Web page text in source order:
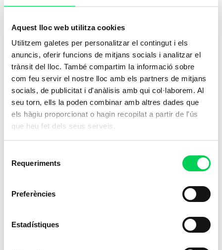
Aquest lloc web utilitza cookies
Utilitzem galetes per personalitzar el contingut i els
anuncis, oferir funcions de mitjans socials i analitzar el
trànsit del lloc. També compartim la informació sobre
com feu servir el nostre lloc amb els partners de mitjans
socials, de publicitat i d'anàlisis amb qui col·laborem. Al
seu torn, ells la poden combinar amb altres dades que
els hàgiu proporcionat o hagin recopilat a partir de l'ús
que heu fet dels seus serveis.
Requeriments
Preferències
Estadístiques
Cuidados Auxiliares de
Enfermería
Capacítate para brindar atención esencial en
el sector sanitario,una carrera con un
impacto directo en el bienestar de los
pacientes.
Presencial